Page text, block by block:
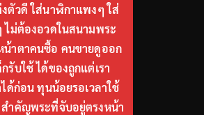
ตัวดี ใส่นาฬิกาแพงๆ ใส่
ม่ต้องอวดในสนามพระ
าตาคนซื้อ คนขายดูออก
รับใช้ ได้ของถูกแต่เรา
ด้ก่อน ทุนน้อยรอเวลาใช้
สำคัญพระที่จับอยู่ตรงหน้า